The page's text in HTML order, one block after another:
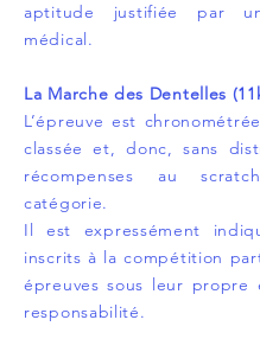
aptitude justifiée par
médical.
La Marche des Dentelles
L’épreuve est
classée et, donc, sans
récompenses au
catégorie.
Il est expressément
inscrits à la compétition
épreuves sous leur propre
responsabilité.